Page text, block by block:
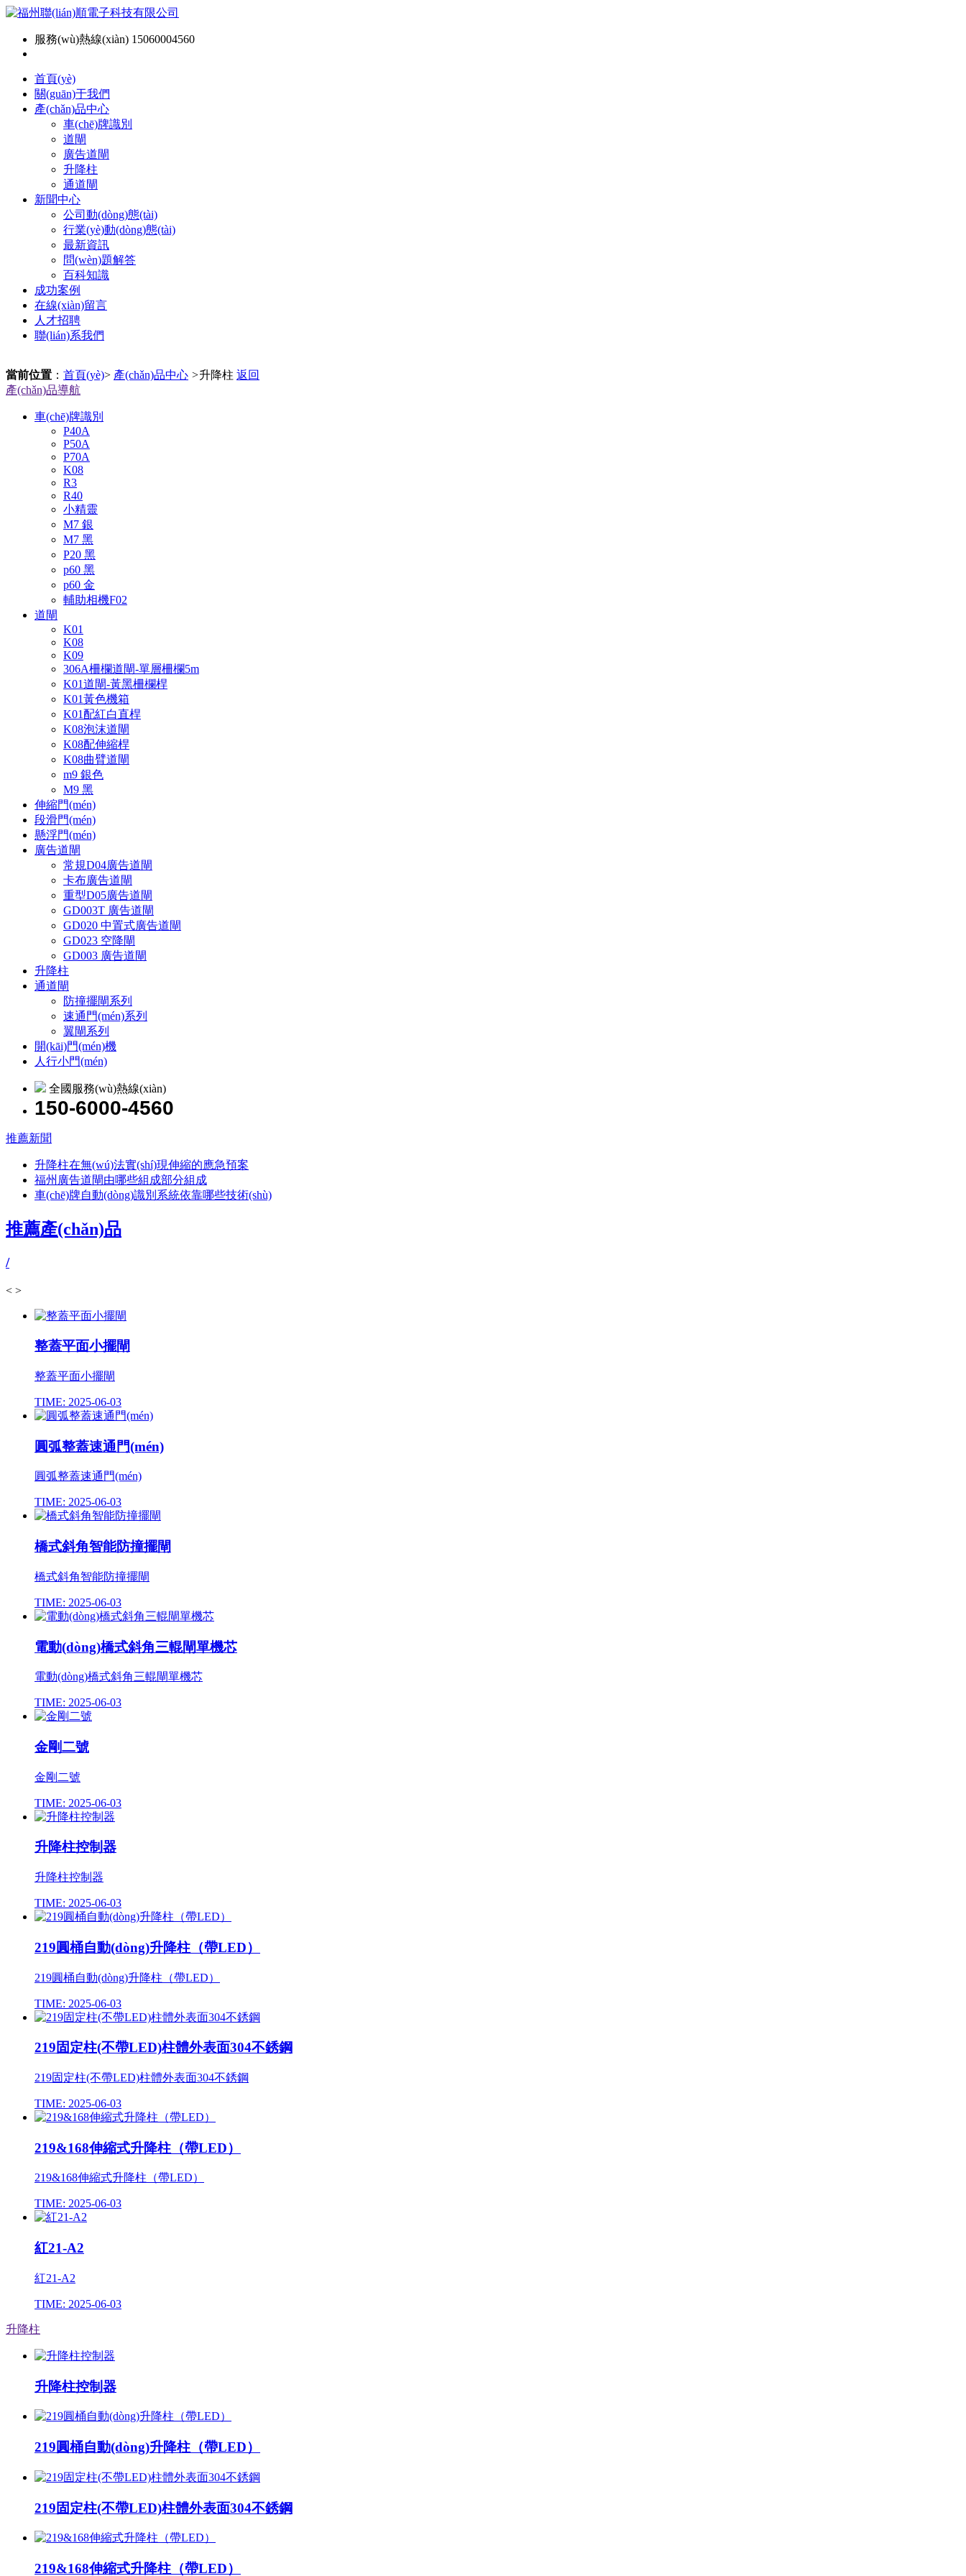
服務(wù)熱線(xiàn) 15060004560
首頁(yè)
關(guān)于我們
產(chǎn)品中心
車(chē)牌識別
道閘
廣告道閘
升降柱
通道閘
新聞中心
公司動(dòng)態(tài)
行業(yè)動(dòng)態(tài)
最新資訊
問(wèn)題解答
百科知識
成功案例
在線(xiàn)留言
人才招聘
聯(lián)系我們
當前位置 ： 首頁(yè)> 產(chǎn)品中心 >升降柱 返回
產(chǎn)品導航
車(chē)牌識別
P40A
P50A
P70A
K08
R3
R40
小精靈
M7 銀
M7 黑
P20 黑
p60 黑
p60 金
輔助相機F02
道閘
K01
K08
K09
306A柵欄道閘-單層柵欄5m
K01道閘-黃黑柵欄桿
K01黃色機箱
K01配紅白直桿
K08泡沫道閘
K08配伸縮桿
K08曲臂道閘
m9 銀色
M9 黑
伸縮門(mén)
段滑門(mén)
懸浮門(mén)
廣告道閘
常規D04廣告道閘
卡布廣告道閘
重型D05廣告道閘
GD003T 廣告道閘
GD020 中置式廣告道閘
GD023 空降閘
GD003 廣告道閘
升降柱
通道閘
防撞擺閘系列
速通門(mén)系列
翼閘系列
開(kāi)門(mén)機
人行小門(mén)
全國服務(wù)熱線(xiàn)
150-6000-4560
推薦新聞
升降柱在無(wú)法實(shí)現伸縮的應急預案
福州廣告道閘由哪些組成部分組成
車(chē)牌自動(dòng)識別系統依靠哪些技術(shù)
推薦產(chǎn)品
/
< >
整蓋平面小擺閘
整蓋平面小擺閘
TIME: 2025-06-03
圓弧整蓋速通門(mén)
圓弧整蓋速通門(mén)
TIME: 2025-06-03
橋式斜角智能防撞擺閘
橋式斜角智能防撞擺閘
TIME: 2025-06-03
電動(dòng)橋式斜角三輥閘單機芯
電動(dòng)橋式斜角三輥閘單機芯
TIME: 2025-06-03
金剛二號
金剛二號
TIME: 2025-06-03
升降柱控制器
升降柱控制器
TIME: 2025-06-03
219圓桶自動(dòng)升降柱（帶LED）
219圓桶自動(dòng)升降柱（帶LED）
TIME: 2025-06-03
219固定柱(不帶LED)柱體外表面304不銹鋼
219固定柱(不帶LED)柱體外表面304不銹鋼
TIME: 2025-06-03
219&168伸縮式升降柱（帶LED）
219&168伸縮式升降柱（帶LED）
TIME: 2025-06-03
紅21-A2
紅21-A2
TIME: 2025-06-03
升降柱
升降柱控制器
219圓桶自動(dòng)升降柱（帶LED）
219固定柱(不帶LED)柱體外表面304不銹鋼
219&168伸縮式升降柱（帶LED）